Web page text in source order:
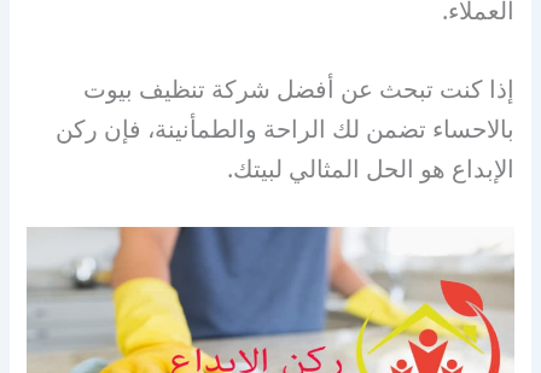
العملاء.
إذا كنت تبحث عن أفضل شركة تنظيف بيوت
بالاحساء تضمن لك الراحة والطمأنينة، فإن ركن
الإبداع هو الحل المثالي لبيتك.